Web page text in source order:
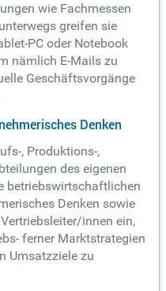
wie Fachmessen
greifen sie
PC oder Notebook
nämlich E-Mails zu
Geschäftsvorgänge
Denken
, Produktions-,
des eigenen
betriebswirtschaftlichen
Denken sowie
innen ein,
ferner Marktstrategien
Umsatzziele zu